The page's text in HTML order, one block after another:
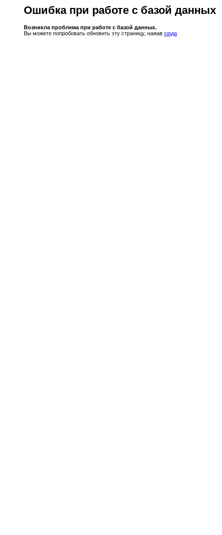
Ошибка при работе с базой данных
Возникла проблема при работе с базой данных.
Вы можете попробовать обновить эту страницу, нажав сюда